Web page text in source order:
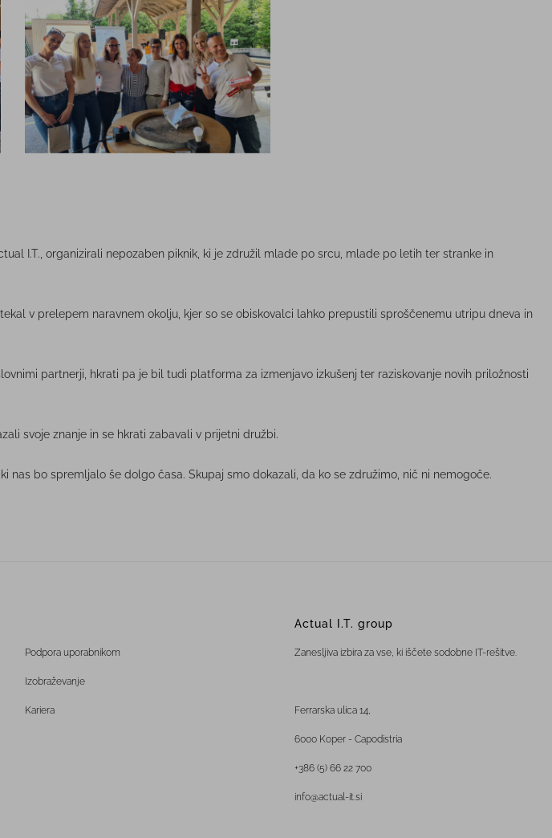
I.T., organizirali nepozaben piknik, ki je združil mlade po srcu, mlade po letih ter stranke in
v prelepem naravnem okolju, kjer so se obiskovalci lahko prepustili sproščenemu utripu dneva in
partnerji, hkrati pa je bil tudi platforma za izmenjavo izkušenj ter raziskovanje novih priložnosti
svoje znanje in se hkrati zabavali v prijetni družbi.
nas bo spremljalo še dolgo časa. Skupaj smo dokazali, da ko se združimo, nič ni nemogoče.
Podpora uporabnikom
Izobraževanje
Kariera
Actual I.T. group
Zanesljiva izbira za vse, ki iščete sodobne IT-rešitve.
Ferrarska ulica 14,
6000 Koper - Capodistria
+386 (5) 66 22 700
info@actual-it.si